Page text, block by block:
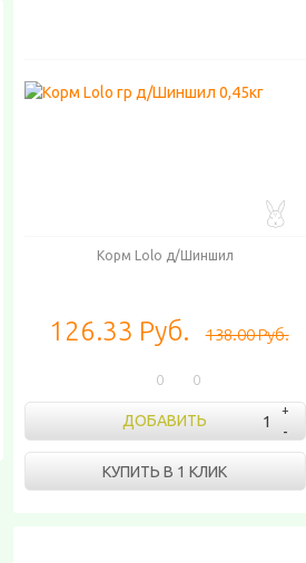
Корм Lolo д/Шиншил
126.33 Руб. 138.00 Руб.
0 0
ДОБАВИТЬ
КУПИТЬ В 1 КЛИК